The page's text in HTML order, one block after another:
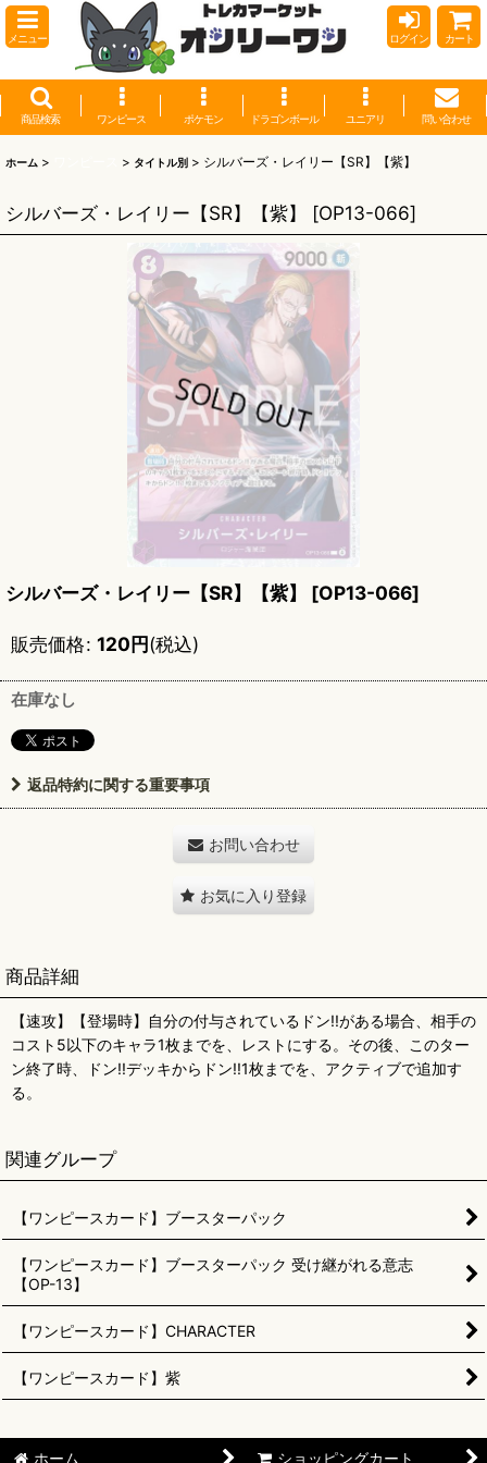
メニュー ログイン カート
商品検索 ワンピース ポケモン ドラゴンボール ユニアリ 問い合わせ
ホーム > > タイトル別 > シルバーズ・レイリー【SR】【紫】
シルバーズ・レイリー【SR】【紫】 [OP13-066]
シルバーズ・レイリー【SR】【紫】 [OP13-066]
販売価格: 120円(税込)
在庫なし
返品特約に関する重要事項
お問い合わせ
お気に入り登録
商品詳細
【速攻】【登場時】自分の付与されているドン!!がある場合、相手の
コスト5以下のキャラ1枚までを、レストにする。その後、このター
ン終了時、ドン!!デッキからドン!!1枚までを、アクティブで追加す
る。
関連グループ
【ワンピースカード】ブースターパック
【ワンピースカード】ブースターパック 受け継がれる意志
【OP-13】
【ワンピースカード】CHARACTER
【ワンピースカード】紫
ホーム ショッピングカート